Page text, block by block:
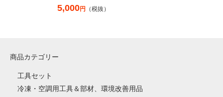
5,000円 （税抜）
商品カテゴリー
工具セット
冷凍・空調用工具＆部材、環境改善用品